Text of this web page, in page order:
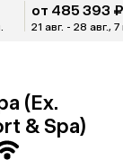
от 485 393 ₽
21 авг. - 28 авг., 7
(Ex.
& Spa)